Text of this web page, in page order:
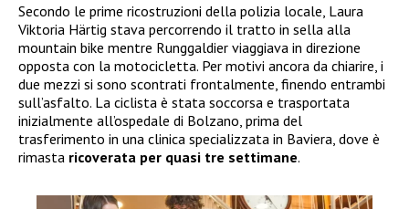
Secondo le prime ricostruzioni della polizia locale, Laura
Viktoria Härtig stava percorrendo il tratto in sella alla
mountain bike mentre Runggaldier viaggiava in direzione
opposta con la motocicletta. Per motivi ancora da chiarire, i
due mezzi si sono scontrati frontalmente, finendo entrambi
sull’asfalto. La ciclista è stata soccorsa e trasportata
inizialmente all’ospedale di Bolzano, prima del
trasferimento in una clinica specializzata in Baviera, dove è
rimasta ricoverata per quasi tre settimane.